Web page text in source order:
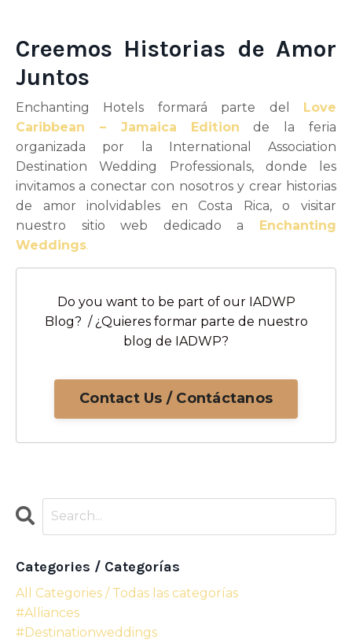
Creemos Historias de Amor
Juntos
Enchanting Hotels formará parte del Love
Caribbean – Jamaica Edition de la feria
organizada por la International Association
Destination Wedding Professionals, donde les
invitamos a conectar con nosotros y crear historias
de amor inolvidables en Costa Rica, o visitar
nuestro sitio web dedicado a Enchanting
Weddings.
Do you want to be part of our IADWP
Blog? / ¿Quieres formar parte de nuestro
blog de IADWP?
Contact Us / Contáctanos
Categories / Categorías
All Categories / Todas las categorías
#alliances
#destinationweddings